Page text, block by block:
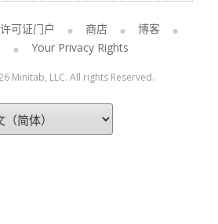
许可证门户 商店
博客
Your Privacy Rights
Minitab, LLC. All rights Reserved.